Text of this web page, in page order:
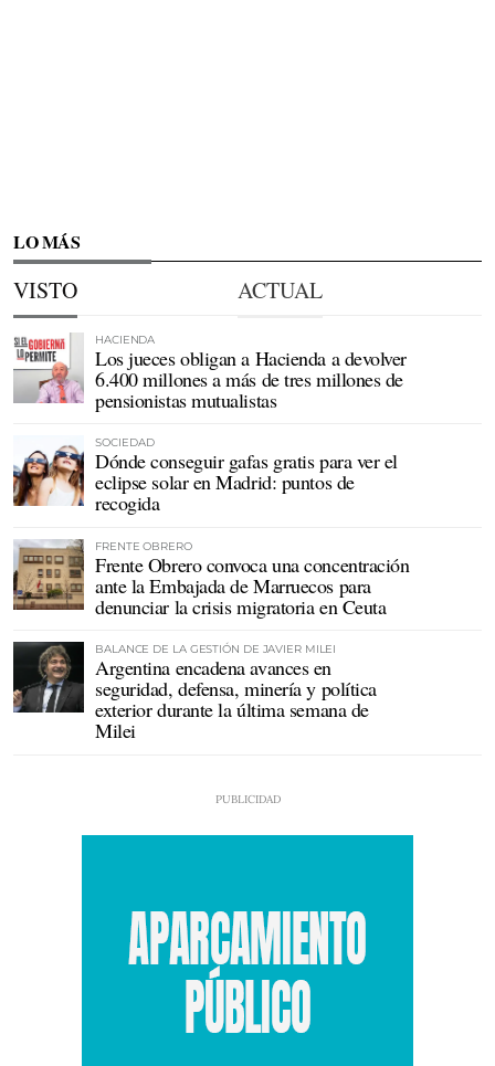
LO MÁS
VISTO ACTUAL
HACIENDA
Los jueces obligan a Hacienda a devolver
6.400 millones a más de tres millones de
pensionistas mutualistas
SOCIEDAD
Dónde conseguir gafas gratis para ver el
eclipse solar en Madrid: puntos de
recogida
FRENTE OBRERO
Frente Obrero convoca una concentración
ante la Embajada de Marruecos para
denunciar la crisis migratoria en Ceuta
BALANCE DE LA GESTIÓN DE JAVIER MILEI
Argentina encadena avances en
seguridad, defensa, minería y política
exterior durante la última semana de
Milei